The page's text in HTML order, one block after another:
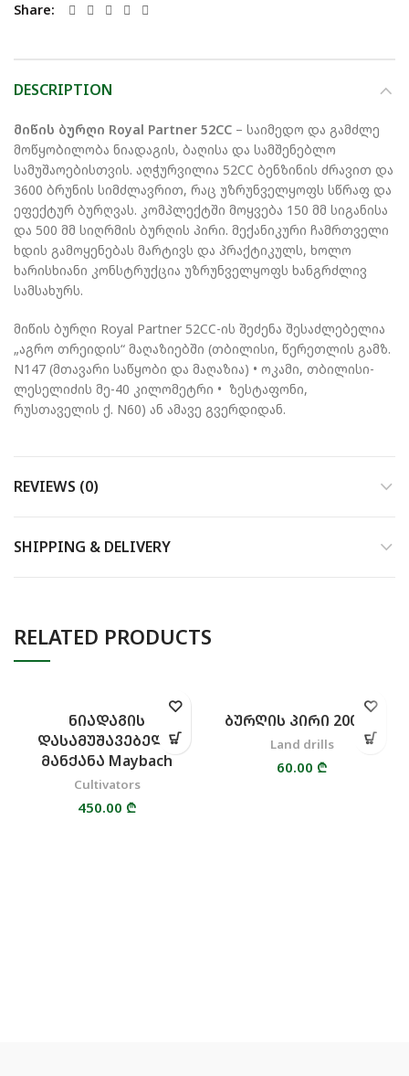
Share
DESCRIPTION
მიწის ბურღი Royal Partner 52CC – საიმედო და გამძლე
მოწყობილობა ნიადაგის, ბაღისა და სამშენებლო
სამუშაოებისთვის. აღჭურვილია 52CC ბენზინის ძრავით და
3600 ბრუნის სიმძლავრით, რაც უზრუნველყოფს სწრაფ და
ეფექტურ ბურღვას. კომპლექტში მოყვება 150 მმ სიგანისა
და 500 მმ სიღრმის ბურღის პირი. მექანიკური ჩამრთველი
ხდის გამოყენებას მარტივს და პრაქტიკულს, ხოლო
ხარისხიანი კონსტრუქცია უზრუნველყოფს ხანგრძლივ
სამსახურს.
მიწის ბურღი Royal Partner 52CC-ის შეძენა შესაძლებელია
„აგრო თრეიდის“ მაღაზიებში (თბილისი, წერეთლის გამზ.
N147 (მთავარი საწყობი და მაღაზია) • ოკამი, თბილისი-
ლესელიძის მე-40 კილომეტრი • ზესტაფონი,
რუსთაველის ქ. N60) ან ამავე გვერდიდან.
REVIEWS (0)
SHIPPING & DELIVERY
RELATED PRODUCTS
ᲜᲘᲐᲓᲐᲒᲘᲡ
ᲓᲐᲡᲐᲛᲣᲨᲐᲕᲔᲑᲔᲚᲘ
ᲛᲐᲜᲥᲐᲜᲐ Maybach
Cultivators
450.00 ₾
ᲑᲣᲠᲦᲘᲡ ᲞᲘᲠᲘ 200 ᲛᲛ
Land drills
60.00 ₾